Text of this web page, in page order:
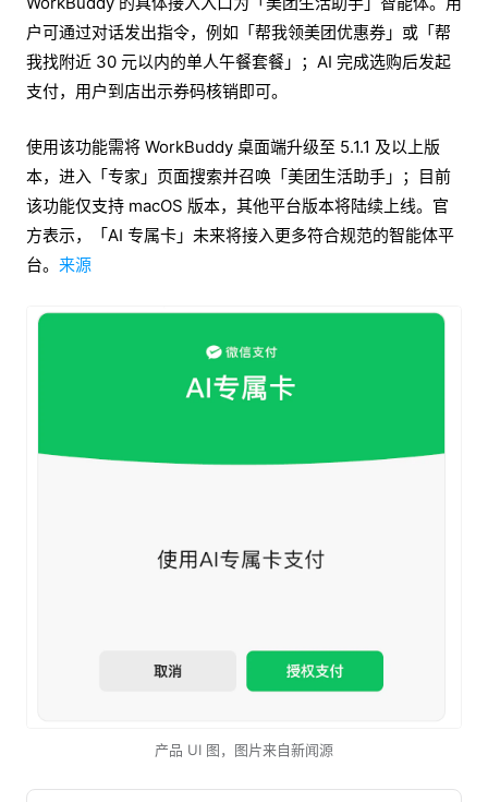
户可通过对话发出指令，例如「帮我领美团优惠券」或「帮
我找附近 30 元以内的单人午餐套餐」；AI 完成选购后发起
支付，用户到店出示券码核销即可。
使用该功能需将 WorkBuddy 桌面端升级至 5.1.1 及以上版
本，进入「专家」页面搜索并召唤「美团生活助手」；目前
该功能仅支持 macOS 版本，其他平台版本将陆续上线。官
方表示，「AI 专属卡」未来将接入更多符合规范的智能体平
台。 来源
产品 UI 图，图片来自新闻源